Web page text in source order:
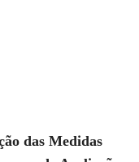
das Medidas